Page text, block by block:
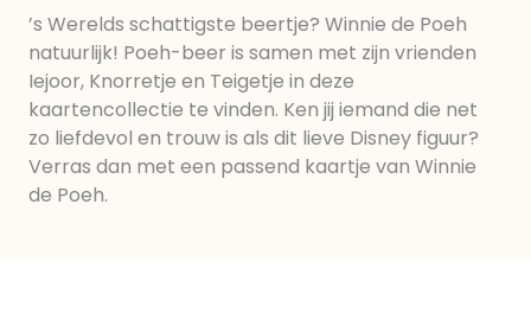
’s Werelds schattigste beertje? Winnie de Poeh
natuurlijk! Poeh-beer is samen met zijn vrienden
Iejoor, Knorretje en Teigetje in deze
kaartencollectie te vinden. Ken jij iemand die net
zo liefdevol en trouw is als dit lieve Disney figuur?
Verras dan met een passend kaartje van Winnie
de Poeh.